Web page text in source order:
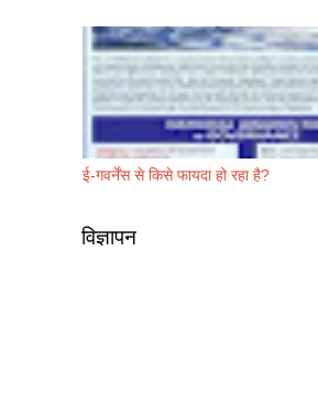
ई-गवर्नेंस से किसे फायदा हो रहा है?
विज्ञापन